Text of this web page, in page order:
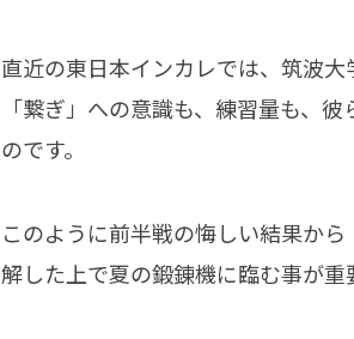
直近の東日本インカレでは、筑波
「繋ぎ」への意識も、練習量も、
のです。
このように前半戦の悔しい結果か
解した上で夏の鍛錬機に臨む事が重